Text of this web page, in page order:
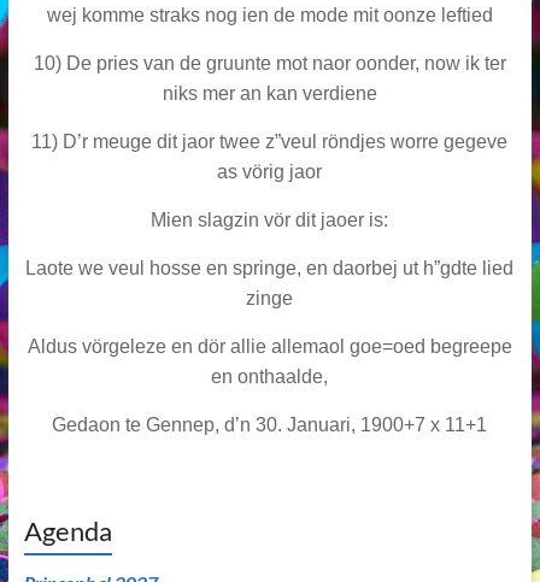
wej komme straks nog ien de mode mit oonze leftied
10) De pries van de gruunte mot naor oonder, now ik ter
niks mer an kan verdiene
11) D’r meuge dit jaor twee z”veul röndjes worre gegeve
as vörig jaor
Mien slagzin vör dit jaoer is:
Laote we veul hosse en springe, en daorbej ut h”gdte lied
zinge
Aldus vörgeleze en dör allie allemaol goe=oed begreepe
en onthaalde,
Gedaon te Gennep, d’n 30. Januari, 1900+7 x 11+1
Agenda